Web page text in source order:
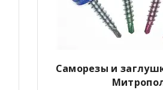
Саморезы и